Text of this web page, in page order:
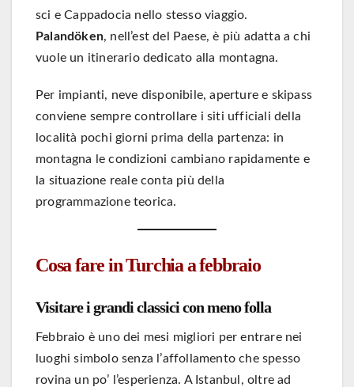
sci e Cappadocia nello stesso viaggio.
Palandöken, nell’est del Paese, è più adatta a chi
vuole un itinerario dedicato alla montagna.
Per impianti, neve disponibile, aperture e skipass
conviene sempre controllare i siti ufficiali della
località pochi giorni prima della partenza: in
montagna le condizioni cambiano rapidamente e
la situazione reale conta più della
programmazione teorica.
Cosa fare in Turchia a febbraio
Visitare i grandi classici con meno folla
Febbraio è uno dei mesi migliori per entrare nei
luoghi simbolo senza l’affollamento che spesso
rovina un po’ l’esperienza. A Istanbul, oltre ad